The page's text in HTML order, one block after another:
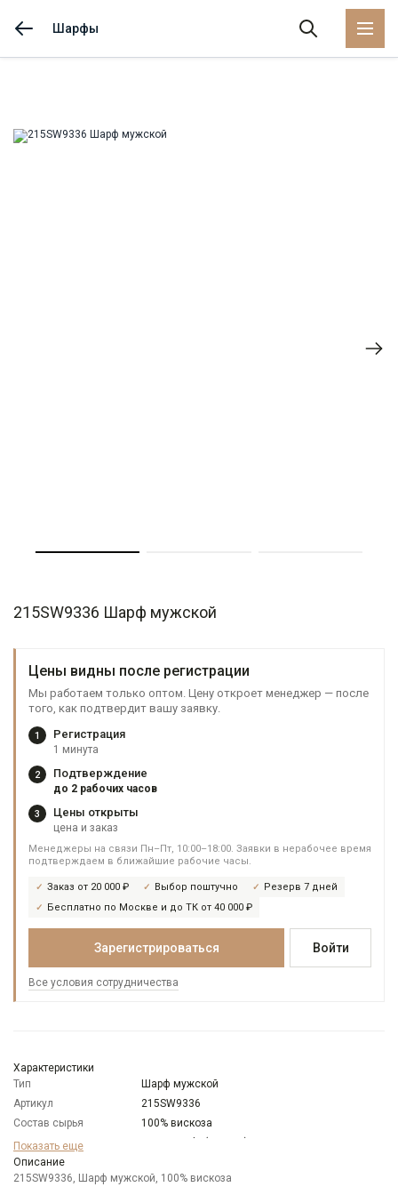
Шарфы
215SW9336 Шарф мужской
Цены видны после регистрации
Мы работаем только оптом. Цену откроет менеджер — после
того, как подтвердит вашу заявку.
1 Регистрация
1 минута
2 Подтверждение
до 2 рабочих часов
3 Цены открыты
цена и заказ
Менеджеры на связи Пн–Пт, 10:00–18:00. Заявки в нерабочее время
подтверждаем в ближайшие рабочие часы.
Заказ от 20 000 ₽ Выбор поштучно
Резерв 7 дней
Бесплатно по Москве и до ТК от 40 000 ₽
Зарегистрироваться Войти
Все условия сотрудничества
Характеристики
Тип
Шарф мужской
Артикул
215SW9336
Состав сырья
100% вискоза
Бренд
Цвет
Показать еще
Описание
215SW9336, Шарф мужской, 100% вискоза